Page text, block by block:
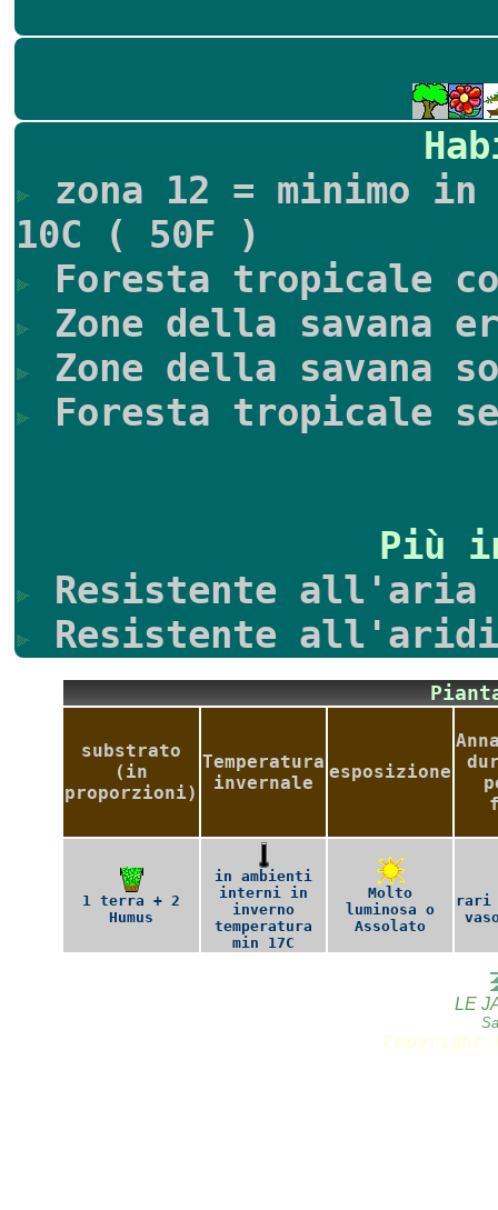
zona 12 = minimo
10C ( 50F )
Foresta tropicale
Zone della savana
Zone della savana
Foresta tropicale
Più
Resistente all'aria
Resistente
substrato
(in
proporzioni)
Temperatura
invernale
esposizione
1 terra + 2
Humus
in ambienti
interni in
inverno
temperatura
min 17C
Molto
luminosa o
Assolato
rari
LE
Copyright